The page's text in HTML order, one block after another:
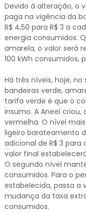
Devido à alteração, o
paga na vigência da
R$ 4,50 para R$ 3 a
energia consumidos.
amarela, o valor será
100 kWh consumidos,
Há três níveis, hoje,
bandeiras verde,
tarifa verde é que o
insumo. A Aneel
vermelha. O nível
ligeiro barateamento
adicional de R$ 3 para
valor final
O segundo nível
consumidos. Para o
estabelecida, passa a
mudança da taxa extra
consumidos.